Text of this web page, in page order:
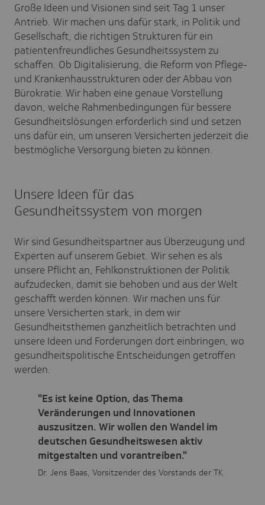
Große Ideen und Visionen sind seit Tag 1 unser
Antrieb. Wir machen uns dafür stark, in Politik und
Gesellschaft, die richtigen Strukturen für ein
patientenfreundliches Gesundheitssystem zu
schaffen. Ob Digitalisierung, die Reform von Pflege-
und Krankenhausstrukturen oder der Abbau von
Bürokratie. Wir haben eine genaue Vorstellung
davon, welche Rahmenbedingungen für bessere
Gesundheitslösungen erforderlich sind und setzen
uns dafür ein, um unseren Versicherten jederzeit die
bestmögliche Versorgung bieten zu können.
Unsere Ideen für das
Gesundheitssystem von morgen
Wir sind Gesundheitspartner aus Überzeugung und
Experten auf unserem Gebiet. Wir sehen es als
unsere Pflicht an, Fehlkonstruktionen der Politik
aufzudecken, damit sie behoben und aus der Welt
geschafft werden können. Wir machen uns für
unsere Versicherten stark, in dem wir
Gesundheitsthemen ganzheitlich betrachten und
unsere Ideen und Forderungen dort einbringen, wo
gesundheitspolitische Entscheidungen getroffen
werden.
"Es ist keine Option, das Thema
Veränderungen und Innovationen
auszusitzen. Wir wollen den Wandel im
deutschen Gesundheitswesen aktiv
mitgestalten und vorantreiben."
Dr. Jens Baas, Vorsitzender des Vorstands der TK